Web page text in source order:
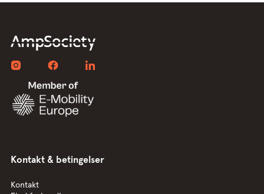
Kontakt & betingelser
Kontakt